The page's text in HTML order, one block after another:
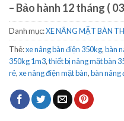
– Bảo hành 12 tháng (
Danh mục:XE NÂNG MẶT BÀN
Thẻ:xe nâng bàn điện 350kg,bàn
350kg 1m3,thiết bị nâng mặt bàn
rẻ,xe nâng điện mặt bàn,bàn nâng